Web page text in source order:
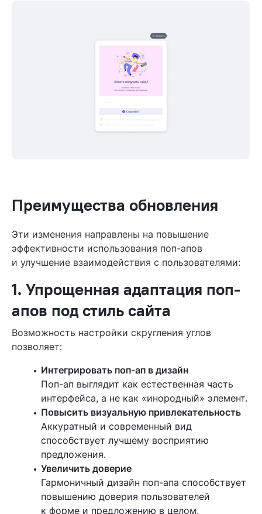
Преимущества обновления
Эти изменения направлены на повышение
эффективности использования поп-апов
и улучшение взаимодействия с пользователями:
1. Упрощенная адаптация поп-
апов под стиль сайта
Возможность настройки скругления углов
позволяет:
Интегрировать поп-ап в дизайн
Поп-ап выглядит как естественная часть
интерфейса, а не как «инородный» элемент.
Повысить визуальную привлекательность
Аккуратный и современный вид
способствует лучшему восприятию
предложения.
Увеличить доверие
Гармоничный дизайн поп-апа способствует
повышению доверия пользователей
к форме и предложению в целом.